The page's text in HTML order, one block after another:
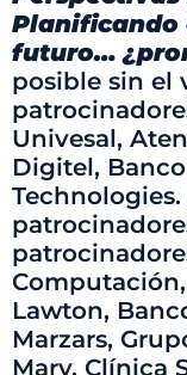
Planificando
futuro…
posible sin el
Univesal,
Digitel,
Lawton,
Marzars,
Mary, Clínica